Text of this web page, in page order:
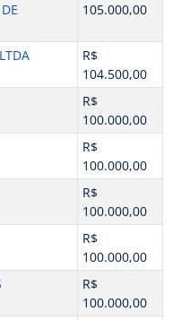
105.000,00
R$
104.500,00
R$
100.000,00
R$
100.000,00
R$
100.000,00
R$
100.000,00
R$
100.000,00